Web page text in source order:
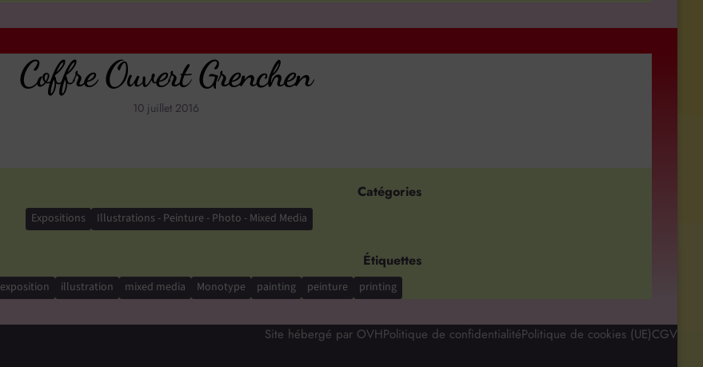
Coffre Ouvert Grenchen
10 juillet 2016
Catégories
Expositions Illustrations - Peinture - Photo - Mixed Media
Étiquettes
exposition illustration mixed media Monotype painting peinture printing
Site hébergé par OVHPolitique de confidentialitéPolitique de cookies (UE)CGV